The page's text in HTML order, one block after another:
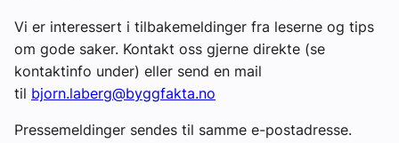
Vi er interessert i tilbakemeldinger fra leserne og tips
om gode saker. Kontakt oss gjerne direkte (se
kontaktinfo under) eller send en mail
til bjorn.laberg@byggfakta.no
Pressemeldinger sendes til samme e-postadresse.